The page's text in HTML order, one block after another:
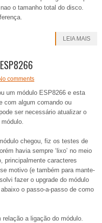
o tamanho total do disco.
LEIA MAIS
comments
um módulo ESP8266 e esta
com algum comando ou
ser necessário atualizar o
chegou, fiz os testes de
havia sempre ‘lixo’ no meio
principalmente caracteres
motivo (e também para mante-
fazer o upgrade do módulo
o passo-a-passo de como
a ligação do módulo.